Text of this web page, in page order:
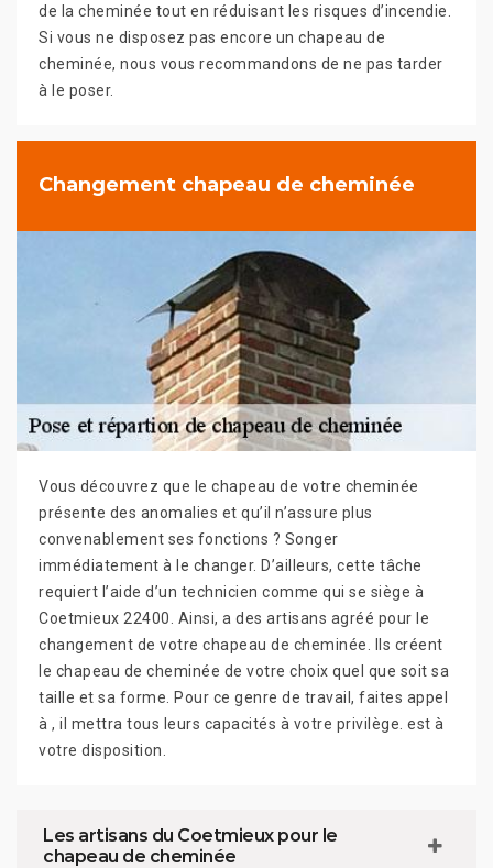
de la cheminée tout en réduisant les risques d’incendie.
Si vous ne disposez pas encore un chapeau de
cheminée, nous vous recommandons de ne pas tarder
à le poser.
Changement chapeau de cheminée
Vous découvrez que le chapeau de votre cheminée
présente des anomalies et qu’il n’assure plus
convenablement ses fonctions ? Songer
immédiatement à le changer. D’ailleurs, cette tâche
requiert l’aide d’un technicien comme qui se siège à
Coetmieux 22400. Ainsi, a des artisans agréé pour le
changement de votre chapeau de cheminée. Ils créent
le chapeau de cheminée de votre choix quel que soit sa
taille et sa forme. Pour ce genre de travail, faites appel
à , il mettra tous leurs capacités à votre privilège. est à
votre disposition.
Les artisans du Coetmieux pour le
chapeau de cheminée